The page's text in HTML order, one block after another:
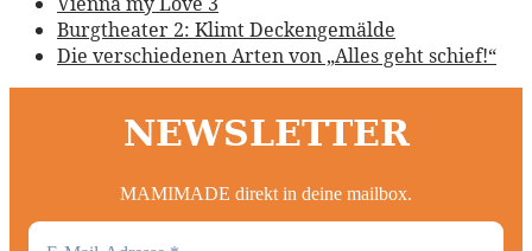
Burgtheater 2: Klimt Deckengemälde
Die verschiedenen Arten von „Alles geht schief!“
NEWSLETTER
MAMIMADE direkt in deine mailbox.